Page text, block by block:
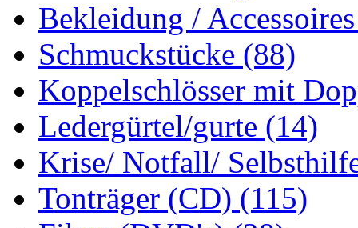
Bekleidung /
Schmuckstücke (88)
Koppelschlösser mit
Ledergürtel/gurte (14)
Krise/ Notfall/
Tonträger (CD) (115)